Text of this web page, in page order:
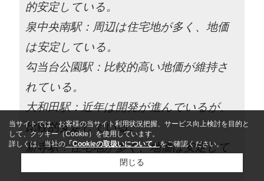
的安定している。
泉中央南駅：周辺は住宅地が多く、地価
は安定している。
勾当台公園駅：比較的高い地価が維持さ
れている。
大和田駅：近年は開発が進んでいるが、
比較的安定している。
新寺駅：住宅地が多く、地価は安定して
当サイトでは、お客様の当サイト利用状況把握、サービス向上検討を目的と
して、クッキー（Cookie）を使用しています。
詳しくは、当社の「Cookieの取扱いについて」をご確認ください。
閉じる